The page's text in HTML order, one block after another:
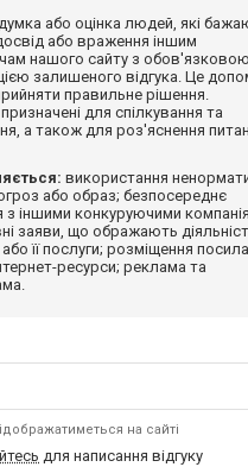
думка або оцінка людей, які
або враження іншим
нашого сайту з обов'язковою
залишеного відгука. Це
правильне рішення.
для спілкування та
а також для роз'яснення
використання
або образ; безпосереднє
з іншими конкуруючими
заяви, що ображають
або її послуги; розміщення
ресурси; реклама та
на сайті
для написання відгуку